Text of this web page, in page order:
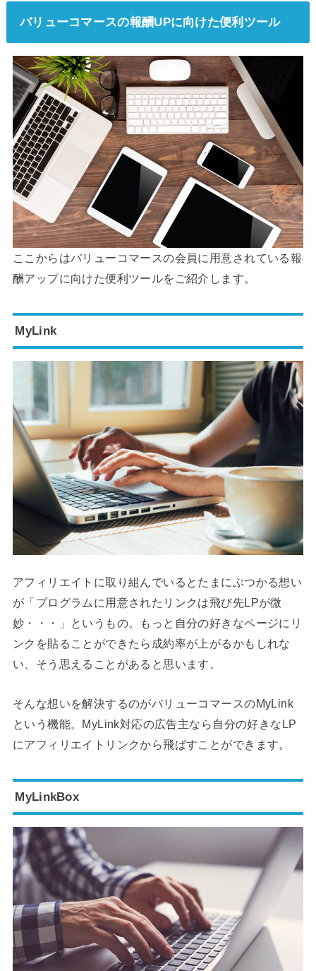
バリューコマースの報酬UPに向けた便利ツール
ここからはバリューコマースの会員に用意されている報
酬アップに向けた便利ツールをご紹介します。
MyLink
アフィリエイトに取り組んでいるとたまにぶつかる想い
が「プログラムに用意されたリンクは飛び先LPが微
妙・・・」というもの。もっと自分の好きなページにリ
ンクを貼ることができたら成約率が上がるかもしれな
い、そう思えることがあると思います。
そんな想いを解決するのがバリューコマースのMyLink
という機能。MyLink対応の広告主なら自分の好きなLP
にアフィリエイトリンクから飛ばすことができます。
MyLinkBox